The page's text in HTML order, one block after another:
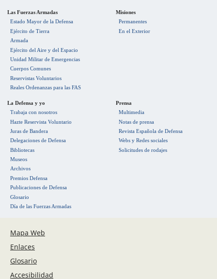
Las Fuerzas Armadas
Estado Mayor de la Defensa
Ejército de Tierra
Armada
Ejército del Aire y del Espacio
Unidad Militar de Emergencias
Cuerpos Comunes
Reservistas Voluntarios
Reales Ordenanzas para las FAS
Misiones
Permanentes
En el Exterior
La Defensa y yo
Trabaja con nosotros
Hazte Reservista Voluntario
Juras de Bandera
Delegaciones de Defensa
Bibliotecas
Museos
Archivos
Premios Defensa
Publicaciones de Defensa
Glosario
Día de las Fuerzas Armadas
Prensa
Multimedia
Notas de prensa
Revista Española de Defensa
Webs y Redes sociales
Solicitudes de rodajes
Mapa Web
Enlaces
Glosario
Accesibilidad